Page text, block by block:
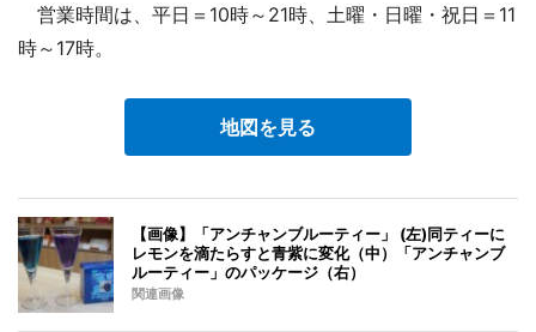
営業時間は、平日＝10時～21時、土曜・日曜・祝日＝11
時～17時。
地図を見る
【画像】「アンチャンブルーティー」 (左)同ティーに
レモンを滴たらすと青紫に変化（中）「アンチャンブ
ルーティー」のパッケージ（右）
関連画像